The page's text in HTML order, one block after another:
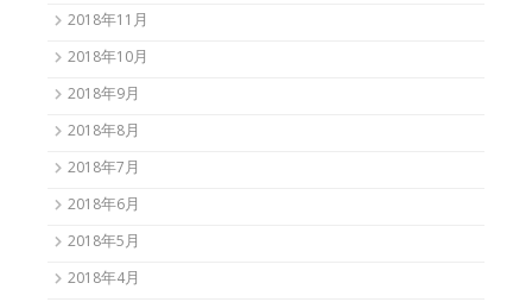
2018年11月
2018年10月
2018年9月
2018年8月
2018年7月
2018年6月
2018年5月
2018年4月